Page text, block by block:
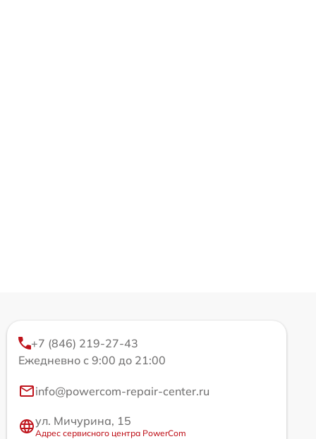
+7 (846) 219-27-43
Ежедневно с 9:00 до 21:00
info@powercom-repair-center.ru
ул. Мичурина, 15
Адрес сервисного центра PowerCom